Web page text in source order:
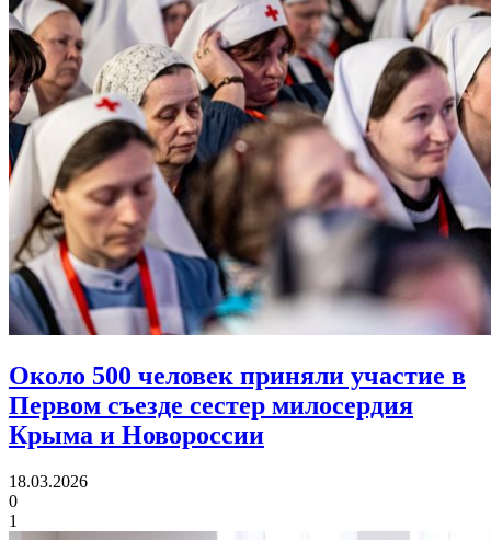
Около 500 человек приняли участие в
Первом съезде сестер милосердия
Крыма и Новороссии
18.03.2026
0
1